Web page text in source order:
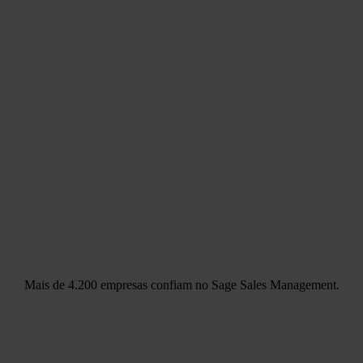
Mais de 4.200 empresas confiam no Sage Sales Management.